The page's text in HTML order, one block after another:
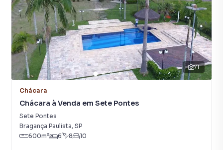
71
Chácara
Chácara à Venda em Sete Pontes
Sete Pontes
Bragança Paulista, SP
600m² 6 8 10